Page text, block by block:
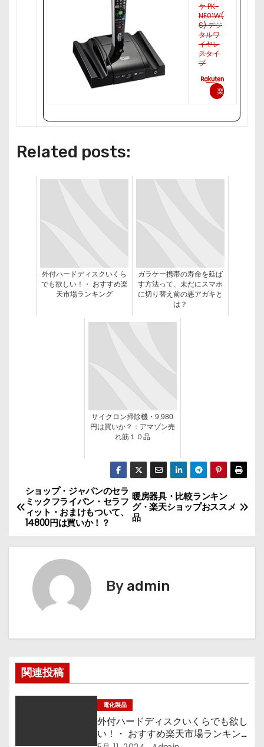
ケ PK-
NE01W(
S) デジ
タルワ
イヤレ
スタイ
プ
楽
で
Related posts:
外付ハードディスクいくら
でも欲しい！・ おすすめ楽
天市場ランキング
ガラケー携帯の寿命を延ば
す方法って、未だにスマホ
に切り替え前の悪アガキと
は？
サイクロン掃除機・9,980
円は買いか？：アマゾン売
れ筋１０品
投
稿
ナ
ビ
ゲ
ョ
ン
暖房器具・比較ランキン
グ・楽天ショップおススメ
品
ショップ・ジャパンのセラ
ミックフライパン・セラフ
ィット・おまけもついて、
14800円は買いか！？
By admin
関連投稿
電化製品
外付ハードディスクいくらでも欲し
い！・ おすすめ楽天市場ランキン